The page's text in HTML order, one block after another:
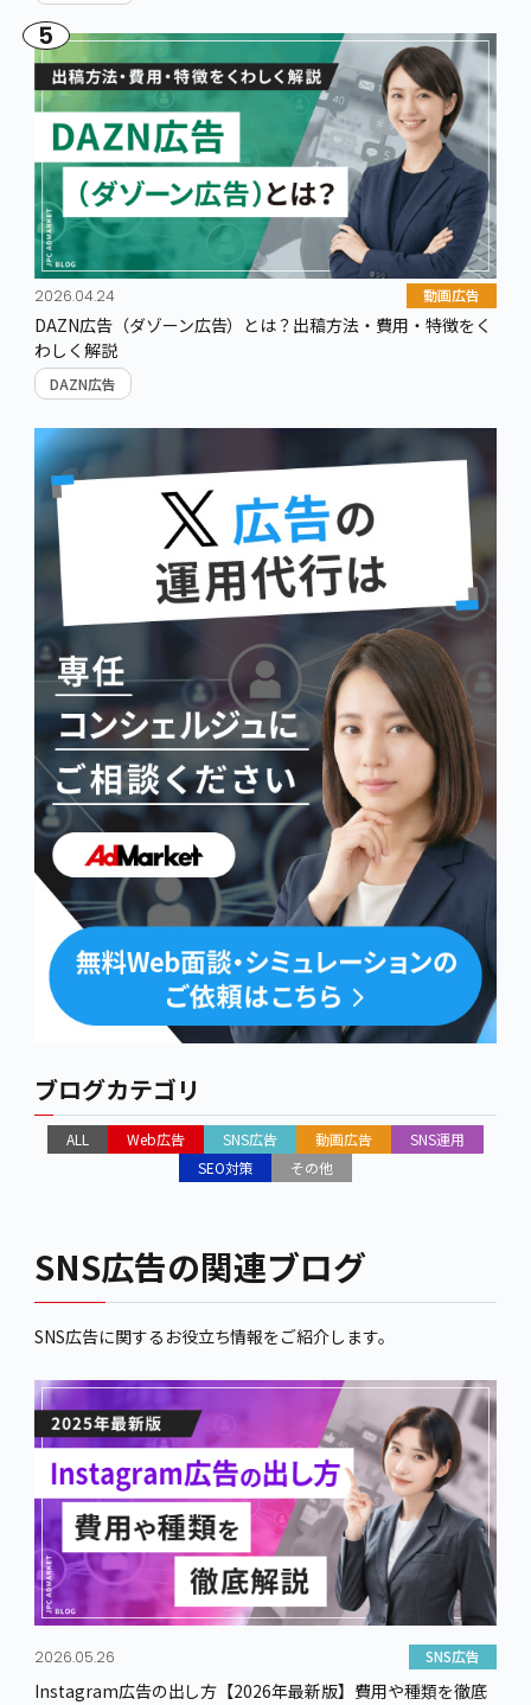
2026.04.24 動画広告
DAZN広告（ダゾーン広告）とは？出稿方法・費用・特徴をく
わしく解説
DAZN広告
5
ブログカテゴリ
ALL Web広告 SNS広告 動画広告
SNS運用
SEO対策
その他
SNS広告の関連ブログ
SNS広告に関するお役立ち情報をご紹介します。
2026.05.26 SNS広告
Instagram広告の出し方【2026年最新版】費用や種類を徹底